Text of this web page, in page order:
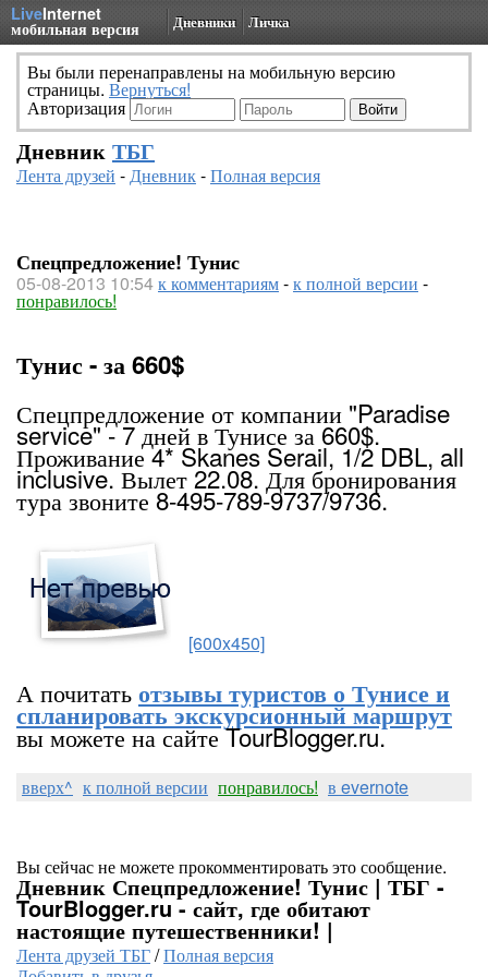
LiveInternet
мобильная версия Дневники Личка
Вы были перенаправлены на мобильную версию
страницы. Вернуться!
Авторизация
Дневник ТБГ
Лента друзей -Дневник-Полная версия
Спецпредложение! Тунис
05-08-2013 10:54к комментариям-к полной версии -
понравилось!
Тунис - за 660$
Спецпредложение от компании "Paradise
service" - 7 дней в Тунисе за 660$.
Проживание 4* Skanes Serail, 1/2 DBL, all
inclusive. Вылет 22.08. Для бронирования
тура звоните 8-495-789-9737/9736.
[600x450]
А почитатьотзывы туристов о Тунисе и
спланировать экскурсионный маршрут
вы можете на сайте TourBlogger.ru.
вверх^ к полной версии понравилось! в evernote
Вы сейчас не можете прокомментировать это сообщение.
Дневник Спецпредложение! Тунис | ТБГ -
TourBlogger.ru - сайт, где обитают
настоящие путешественники! |
Лента друзей ТБГ/Полная версия